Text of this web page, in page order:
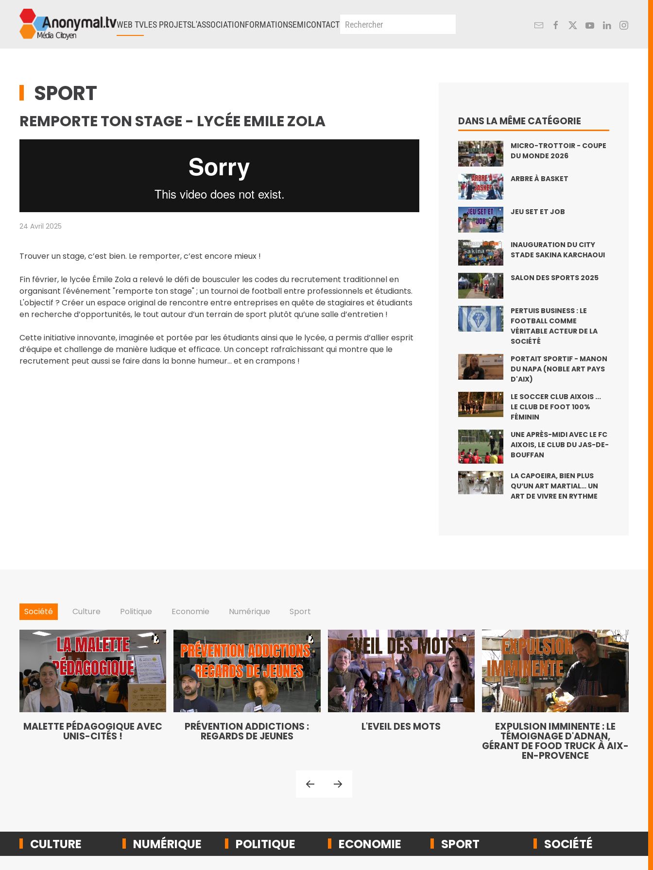
Accéder au contenu principal
WEB TVLES PROJETSL'ASSOCIATIONFORMATIONSEMICONTACT
SPORT
REMPORTE TON STAGE - LYCÉE EMILE ZOLA
24 Avril 2025
Trouver un stage, c’est bien. Le remporter, c’est encore mieux !
Fin février, le lycée Émile Zola a relevé le défi de bousculer les codes du recrutement traditionnel en
organisant l'événement "remporte ton stage" ; un tournoi de football entre professionnels et étudiants.
L'objectif ? Créer un espace original de rencontre entre entreprises en quête de stagiaires et étudiants
en recherche d’opportunités, le tout autour d’un terrain de sport plutôt qu’une salle d’entretien !
Cette initiative innovante, imaginée et portée par les étudiants ainsi que le lycée, a permis d’allier esprit
d’équipe et challenge de manière ludique et efficace. Un concept rafraîchissant qui montre que le
recrutement peut aussi se faire dans la bonne humeur… et en crampons !
DANS LA MÊME CATÉGORIE
MICRO-TROTTOIR - COUPE
DU MONDE 2026
ARBRE À BASKET
JEU SET ET JOB
INAUGURATION DU CITY
STADE SAKINA KARCHAOUI
SALON DES SPORTS 2025
PERTUIS BUSINESS : LE
FOOTBALL COMME
VÉRITABLE ACTEUR DE LA
SOCIÉTÉ
PORTAIT SPORTIF - MANON
DU NAPA (NOBLE ART PAYS
D'AIX)
LE SOCCER CLUB AIXOIS ...
LE CLUB DE FOOT 100%
FÉMININ
UNE APRÈS-MIDI AVEC LE FC
AIXOIS, LE CLUB DU JAS-DE-
BOUFFAN
LA CAPOEIRA, BIEN PLUS
QU’UN ART MARTIAL… UN
ART DE VIVRE EN RYTHME
Société Culture Politique Economie Numérique Sport
MALETTE PÉDAGOGIQUE AVEC
UNIS-CITÉS !
PRÉVENTION ADDICTIONS :
REGARDS DE JEUNES
L'EVEIL DES MOTS EXPULSION IMMINENTE : LE
TÉMOIGNAGE D'ADNAN,
GÉRANT DE FOOD TRUCK À AIX-
EN-PROVENCE
CULTURE NUMÉRIQUE POLITIQUE ECONOMIE SPORT SOCIÉTÉ